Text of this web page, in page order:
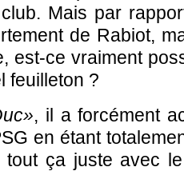
Mais par
de Rabiot,
est-ce vraiment
feuilleton ?
, il a forcément
en étant
tout ça juste avec